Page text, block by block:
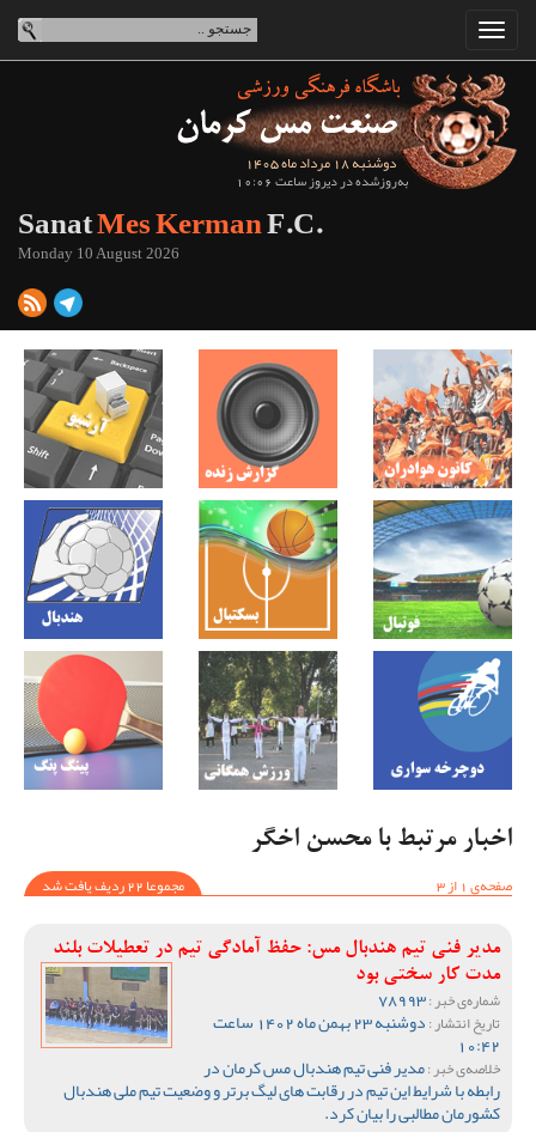
دوشنبه 18 مرداد ماه 1405
به‌روزشده در دیروز ساعت 10:06
SanatMes KermanF.C.
Monday 10 August 2026
اخبار مرتبط با محسن اخگر
صفحه‌ی 1 از 3
مجموعا 22 ردیف یافت شد
مدیر فنی تیم هندبال مس: حفظ آمادگی تیم در تعطیلات بلند
مدت کار سختی بود
شماره‌ی خبر :
تاریخ انتشار : دوشنبه 23 بهمن ماه 1402 ساعت
10:42
خلاصه‌ی خبر :مدیر فنی تیم هندبال مس کرمان در
رابطه با شرایط این تیم در رقابت های لیگ برتر و وضعیت تیم ملی هندبال
کشورمان مطالبی را بیان کرد.